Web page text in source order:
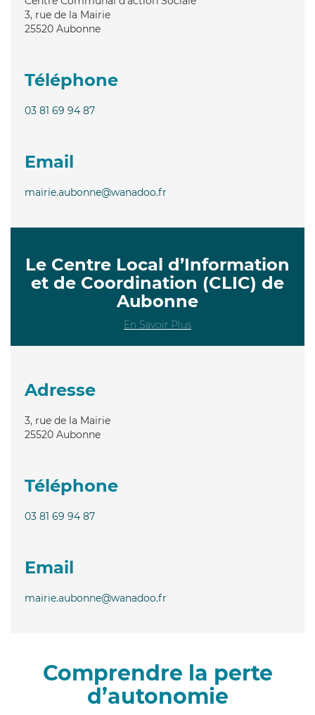
3, rue de la Mairie
25520 Aubonne
Téléphone
03 81 69 94 87
Email
mairie.aubonne@wanadoo.fr
Le Centre Local d’Information
et de Coordination (CLIC) de
Aubonne
En Savoir Plus
Adresse
3, rue de la Mairie
25520 Aubonne
Téléphone
03 81 69 94 87
Email
mairie.aubonne@wanadoo.fr
Comprendre la perte
d’autonomie